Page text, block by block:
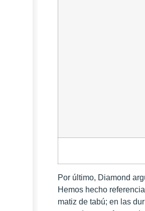
Por último, Diamond
Hemos hecho
matiz de tabú; en las